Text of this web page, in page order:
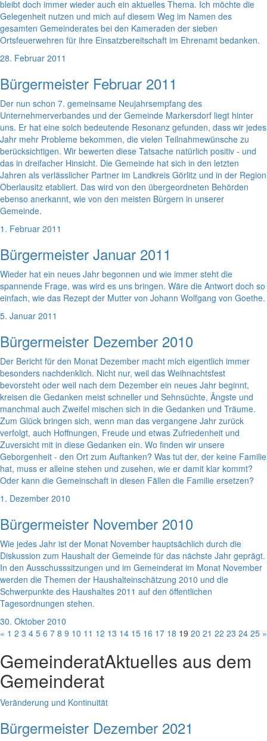
bleibt doch immer wieder auch ein aktuelles Thema. Ich möchte die
Gelegenheit nutzen und mich auf diesem Weg im Namen des
gesamten Gemeinderates bei den Kameraden der sieben
Ortsfeuerwehren für ihre Einsatzbereitschaft im Ehrenamt bedanken.
28. Februar 2011
Bürgermeister Februar 2011
Der nun schon 7. gemeinsame Neujahrsempfang des
Unternehmerverbandes und der Gemeinde Markersdorf liegt hinter
uns. Er hat eine solch bedeutende Resonanz gefunden, dass wir jedes
Jahr mehr Probleme bekommen, die vielen Teilnahmewünsche zu
berücksichtigen. Wir bewerten diese Tatsache natürlich positiv - und
das in dreifacher Hinsicht. Die Gemeinde hat sich in den letzten
Jahren als verlässlicher Partner im Landkreis Görlitz und in der Region
Oberlausitz etabliert. Das wird von den übergeordneten Behörden
ebenso anerkannt, wie von den meisten Bürgern in unserer
Gemeinde.
1. Februar 2011
Bürgermeister Januar 2011
Wieder hat ein neues Jahr begonnen und wie immer steht die
spannende Frage, was wird es uns bringen. Wäre die Antwort doch so
einfach, wie das Rezept der Mutter von Johann Wolfgang von Goethe.
5. Januar 2011
Bürgermeister Dezember 2010
Der Bericht für den Monat Dezember macht mich eigentlich immer
besonders nachdenklich. Nicht nur, weil das Weihnachtsfest
bevorsteht oder weil nach dem Dezember ein neues Jahr beginnt,
kreisen die Gedanken meist schneller und Sehnsüchte, Ängste und
manchmal auch Zweifel mischen sich in die Gedanken und Träume.
Zum Glück bringen sich, wenn man das vergangene Jahr zurück
verfolgt, auch Hoffnungen, Freude und etwas Zufriedenheit und
Zuversicht mit in diese Gedanken ein. Wo finden wir unsere
Geborgenheit - den Ort zum Auftanken? Was tut der, der keine Familie
hat, muss er alleine stehen und zusehen, wie er damit klar kommt?
Oder kann die Gemeinschaft in diesen Fällen die Familie ersetzen?
1. Dezember 2010
Bürgermeister November 2010
Wie jedes Jahr ist der Monat November hauptsächlich durch die
Diskussion zum Haushalt der Gemeinde für das nächste Jahr geprägt.
In den Ausschusssitzungen und im Gemeinderat im Monat November
werden die Themen der Haushalteinschätzung 2010 und die
Schwerpunkte des Haushaltes 2011 auf den öffentlichen
Tagesordnungen stehen.
30. Oktober 2010
« 1 2 3 4 5 6 7 8 9 10 11 12 13 14 15 16 17 18 19 20 21 22 23 24 25 »
GemeinderatAktuelles aus dem
Gemeinderat
Veränderung und Kontinuität
Bürgermeister Dezember 2021